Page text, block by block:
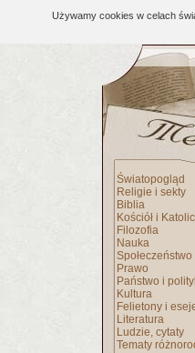
Używamy cookies w celach
Światopogląd
Religie i sekty
Biblia
Kościół i
Filozofia
Nauka
Społeczeństwo
Prawo
Państwo i
Kultura
Felietony i
Literatura
Ludzie, cytaty
Tematy